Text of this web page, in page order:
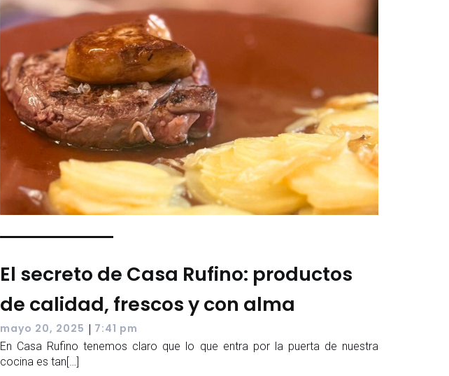
El secreto de Casa Rufino: productos
de calidad, frescos y con alma
mayo 20, 2025 | 7:41 pm
En Casa Rufino tenemos claro que lo que entra por la puerta de nuestra
cocina es tan[…]